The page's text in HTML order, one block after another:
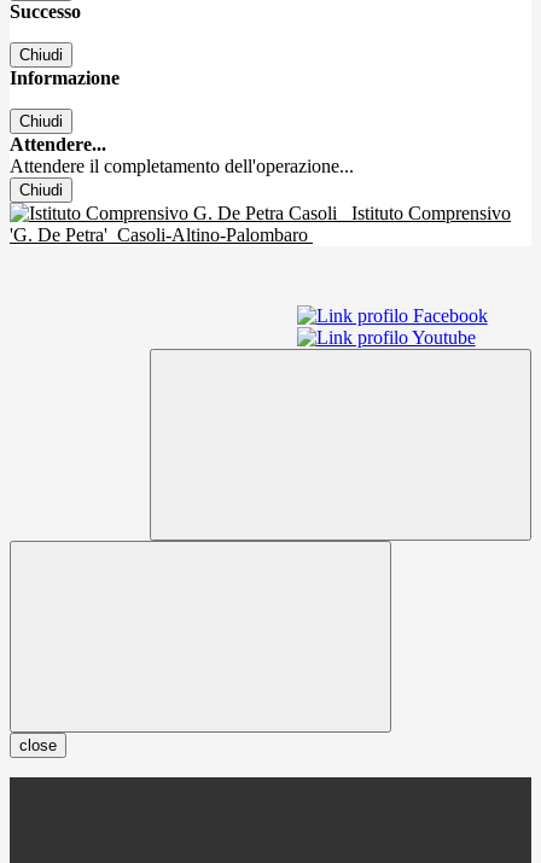
Successo
Chiudi
Informazione
Chiudi
Attendere...
Attendere il completamento dell'operazione...
Chiudi
Istituto Comprensivo
'G. De Petra' Casoli-Altino-Palombaro
close